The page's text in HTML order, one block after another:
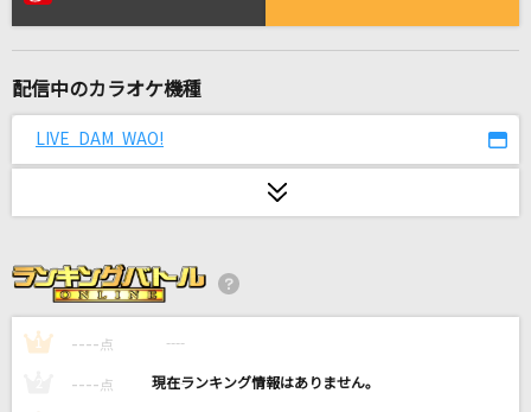
桐生一馬(黒田崇矢)
WanteD! WanteD!
NEWS
GUITARは泣いている
配信中のカラオケ機種
LIVE DAM WAO!
1 ---- 点 ----
---- 点 ----